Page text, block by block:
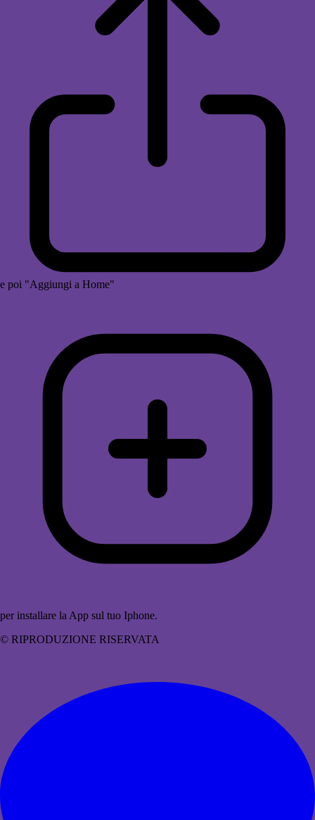
e poi "Aggiungi a Home"
per installare la App sul tuo Iphone.
© RIPRODUZIONE RISERVATA